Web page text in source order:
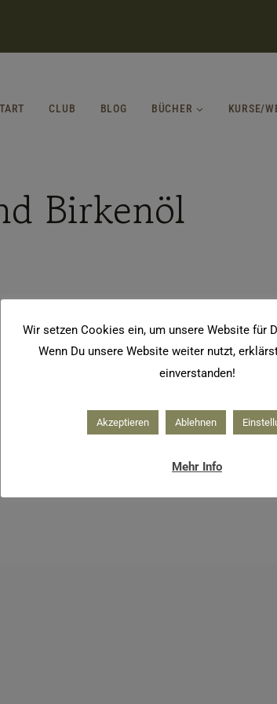
CLUB BLOG BÜCHER KURSE/
Birkenöl
Wir setzen Cookies ein, um unsere Website für
Wenn Du unsere Website weiter nutzt,
einverstanden!
Akzeptieren Ablehnen
Mehr Info